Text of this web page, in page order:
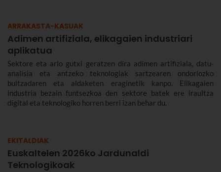
ARRAKASTA-KASUAK
Adimen artifiziala, elikagaien industriari
aplikatua
Sektore eta arlo gutxi geratzen dira adimen artifiziala, datu-
analisia eta antzeko teknologiak sartzearen ondoriozko
bultzadaren eta aldaketen eraginetik kanpo. Elikagaien
industria bezain funtsezkoa den sektore batek ere iraultza
digital eta teknologiko horren berri izan behar du.
EKITALDIAK
Euskaltelen 2026ko Jardunaldi
Teknologikoak